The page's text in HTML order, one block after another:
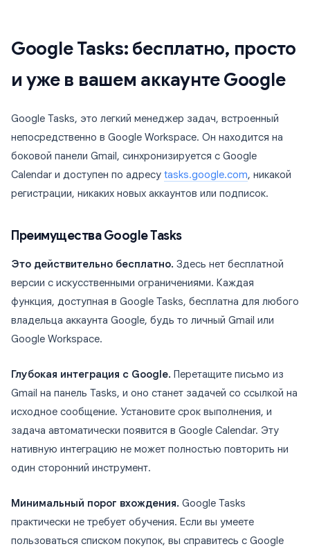
Google Tasks: бесплатно, просто
и уже в вашем аккаунте Google
Google Tasks, это легкий менеджер задач, встроенный
непосредственно в Google Workspace. Он находится на
боковой панели Gmail, синхронизируется с Google
Calendar и доступен по адресу tasks.google.com, никакой
регистрации, никаких новых аккаунтов или подписок.
Преимущества Google Tasks
Это действительно бесплатно. Здесь нет бесплатной
версии с искусственными ограничениями. Каждая
функция, доступная в Google Tasks, бесплатна для любого
владельца аккаунта Google, будь то личный Gmail или
Google Workspace.
Глубокая интеграция с Google. Перетащите письмо из
Gmail на панель Tasks, и оно станет задачей со ссылкой на
исходное сообщение. Установите срок выполнения, и
задача автоматически появится в Google Calendar. Эту
нативную интеграцию не может полностью повторить ни
один сторонний инструмент.
Минимальный порог вхождения. Google Tasks
практически не требует обучения. Если вы умеете
пользоваться списком покупок, вы справитесь с Google